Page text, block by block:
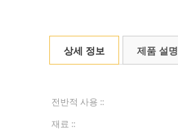
상세 정보 제품 설명
전반적 사용 ::
재료 ::